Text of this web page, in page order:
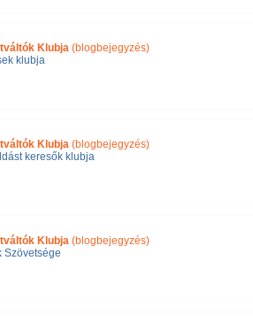
Klubja (blogbejegyzés)
klubja
Klubja (blogbejegyzés)
keresők klubja
Klubja (blogbejegyzés)
Szövetsége